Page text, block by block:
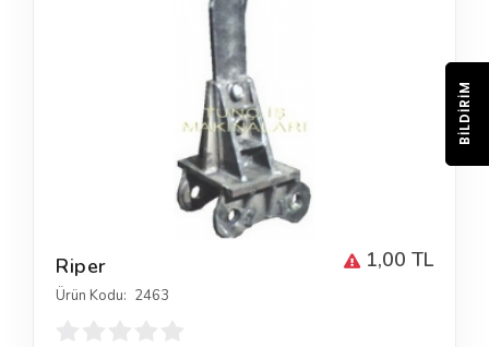
1,00 TL
Riper
Ürün Kodu: 2463
BILDIRIM